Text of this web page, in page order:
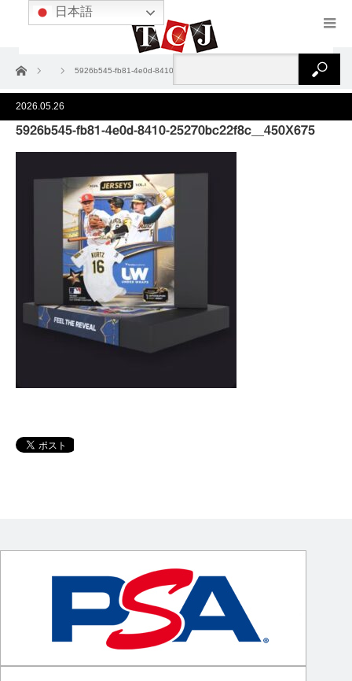
ホーム 5926b545-fb81-4e0d-8410-25270bc22f8c__450X675
2026.05.26
5926b545-fb81-4e0d-8410-25270bc22f8c__450X675
日本語